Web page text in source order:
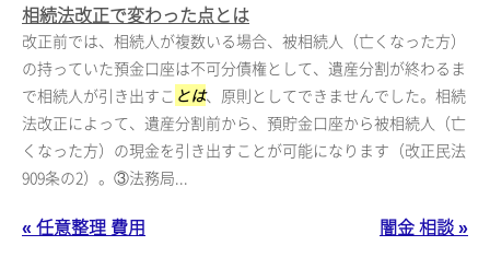
相続法改正で変わった点とは
改正前では、相続人が複数いる場合、被相続人（亡くなった方）
の持っていた預金口座は不可分債権として、遺産分割が終わるま
で相続人が引き出すこ とは、原則としてできませんでした。相続
法改正によって、遺産分割前から、預貯金口座から被相続人（亡
くなった方）の現金を引き出すことが可能になります（改正民法
909条の2）。③法務局...
« 任意整理 費用 闇金 相談 »